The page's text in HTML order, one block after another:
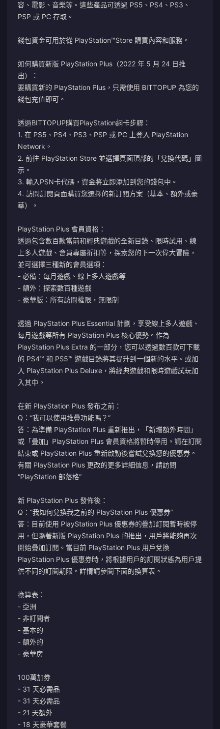
容、電影、音樂等。這些產品可透過 PS5、PS4、PS3、
PSP 或 PC 存取。
錢包資金可用於從 PlayStation™Store 購買內容和服務。
如何購買新版 PlayStation Plus（2022 年 5 月 24 日推
出）：
要購買新的 PlayStation Plus，只需使用 BITTOPUP 為您的
錢包充值即可。
透過BITTOPUP購買PlayStation網卡步驟：
1. 在 PS5、PS4、PS3、PSP 或 PC 上登入 PlayStation
Network。
2. 前往 PlayStation Store 並選擇頁面頂部的「兌換代碼」圖
示。
3. 輸入PSN卡代碼，資金將立即添加到您的錢包中。
4. 訪問訂閱頁面購買您選擇的新訂閱方案（基本、額外或豪
華）。
PlayStation Plus 會員資格：
透過包含數百款當前和經典遊戲的全新目錄、限時試用、線
上多人遊戲、會員專屬折扣等，探索您的下一次偉大冒險，
並可選擇三種新的會員選項：
- 必備：每月遊戲、線上多人遊戲等
- 額外：探索數百種遊戲
- 豪華版：所有訪問權限，無限制
透過 PlayStation Plus Essential 計劃，享受線上多人遊戲、
每月遊戲等所有 PlayStation Plus 核心優勢。作為
PlayStation Plus Extra 的一部分，您可以透過數百款可下載
的 PS4™ 和 PS5™ 遊戲目錄將其提升到一個新的水平。或加
入 PlayStation Plus Deluxe，將經典遊戲和限時遊戲試玩加
入其中。
在新 PlayStation Plus 發布之前：
Q：“我可以使用堆疊功能嗎？”
答：為準備 PlayStation Plus 重新推出，「新增額外時間」
或「疊加」PlayStation Plus 會員資格將暫時停用。請在訂閱
結束或 PlayStation Plus 重新啟動後嘗試兌換您的優惠券。
有關 PlayStation Plus 更改的更多詳細信息，請訪問
“PlayStation 部落格”
新 PlayStation Plus 發佈後：
Q：“我如何兌換我之前的 PlayStation Plus 優惠券”
答：目前使用 PlayStation Plus 優惠券的疊加訂閱暫時被停
用，但隨著新版 PlayStation Plus 的推出，用戶將能夠再次
開始疊加訂閱。當目前 PlayStation Plus 用戶兌換
PlayStation Plus 優惠券時，將根據用戶的訂閱狀態為用戶提
供不同的訂閱期限。詳情請參閱下面的換算表。
換算表：
- 亞洲
- 非訂閱者
- 基本的
- 額外的
- 豪華房
100萬加券
- 31 天必需品
- 31 天必需品
- 21 天額外
- 18 天豪華套餐